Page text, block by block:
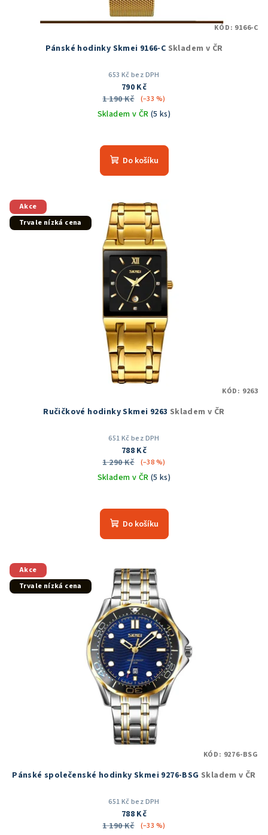
Pánské hodinky Skmei 9166-C Skladem v ČR
653 Kč bez DPH
790 Kč
1 190 Kč
(–33 %)
Skladem v ČR (5 ks)
hodnocení
produktu
5
hvězdiček.
Do košíku
KÓD: 9166-C
Akce
Trvale nízká cena
Ručičkové hodinky Skmei 9263 Skladem v ČR
651 Kč bez DPH
788 Kč
1 290 Kč
(–38 %)
Skladem v ČR (5 ks)
hodnocení
produktu
5
hvězdiček.
Do košíku
KÓD: 9263
Akce
Trvale nízká cena
Pánské společenské hodinky Skmei 9276-BSG Skladem v ČR
651 Kč bez DPH
788 Kč
1 190 Kč
(–33 %)
KÓD: 9276-BSG